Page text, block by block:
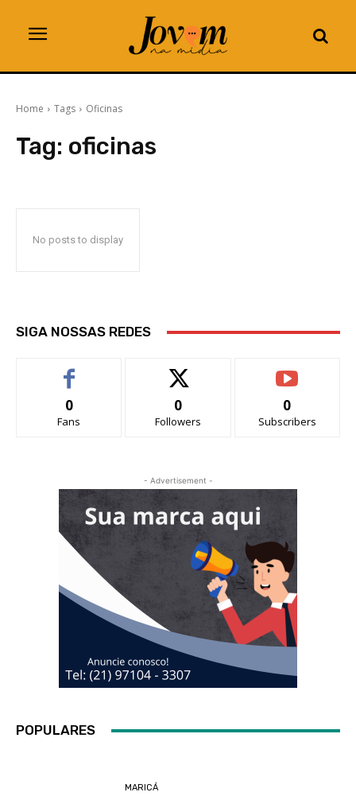
Home Tags Oficinas
Tag: oficinas
No posts to display
SIGA NOSSAS REDES
0
Fans
0
Followers
0
Subscribers
- Advertisement -
POPULARES
MARICÁ